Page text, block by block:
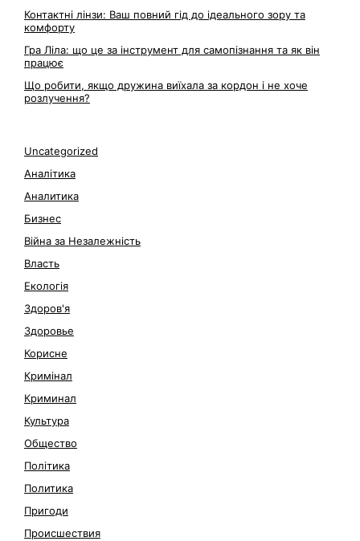
Контактні лінзи: Ваш повний гід до ідеального зору та
комфорту
Гра Ліла: що це за інструмент для самопізнання та як він
працює
Що робити, якщо дружина виїхала за кордон і не хоче
розлучення?
Uncategorized
Аналітика
Аналитика
Бизнес
Війна за Незалежність
Власть
Екологія
Здоров'я
Здоровье
Корисне
Кримінал
Криминал
Культура
Общество
Політика
Политика
Пригоди
Происшествия